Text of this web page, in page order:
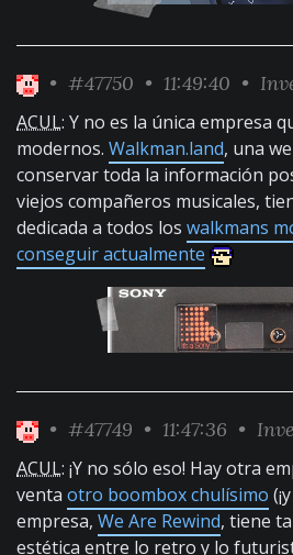
• #47750 • 11:49:40 •
ACUL: Y no es la única empresa
modernos. Walkman.land, una
conservar toda la información
viejos compañeros musicales,
dedicada a todos los walkmans
conseguir actualmente
• #47749 • 11:47:36 •
ACUL: ¡Y no sólo eso! Hay otra
venta otro boombox chulísimo
empresa, We Are Rewind, tiene
estética entre lo retro y lo